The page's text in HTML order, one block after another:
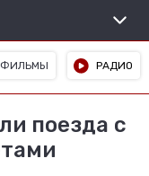
ФИЛЬМЫ РАДИО
поезда с